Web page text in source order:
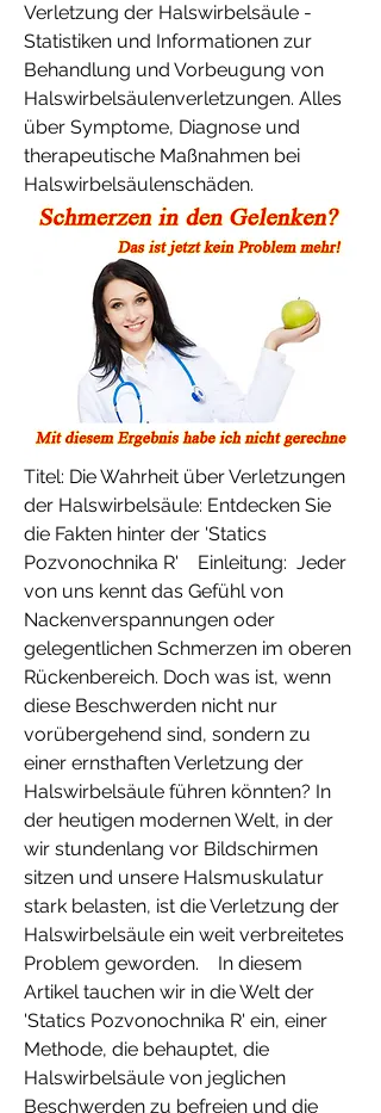
Verletzung der Halswirbelsäule -
Statistiken und Informationen zur
Behandlung und Vorbeugung von
Halswirbelsäulenverletzungen. Alles
über Symptome, Diagnose und
therapeutische Maßnahmen bei
Halswirbelsäulenschäden.
Titel: Die Wahrheit über Verletzungen
der Halswirbelsäule: Entdecken Sie
die Fakten hinter der 'Statics
Pozvonochnika R'    Einleitung:  Jeder
von uns kennt das Gefühl von
Nackenverspannungen oder
gelegentlichen Schmerzen im oberen
Rückenbereich. Doch was ist, wenn
diese Beschwerden nicht nur
vorübergehend sind, sondern zu
einer ernsthaften Verletzung der
Halswirbelsäule führen könnten? In
der heutigen modernen Welt, in der
wir stundenlang vor Bildschirmen
sitzen und unsere Halsmuskulatur
stark belasten, ist die Verletzung der
Halswirbelsäule ein weit verbreitetes
Problem geworden.    In diesem
Artikel tauchen wir in die Welt der
'Statics Pozvonochnika R' ein, einer
Methode, die behauptet, die
Halswirbelsäule von jeglichen
Beschwerden zu befreien und die